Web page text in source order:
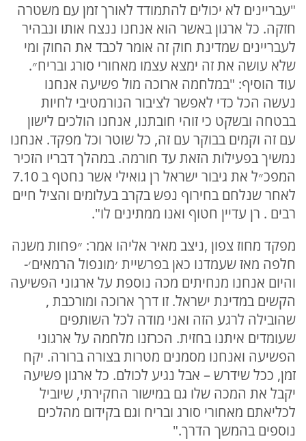
"עבריינים לא יכולים להתמודד לאורך זמן עם משטרה
חזקה. כל ארגון באשר הוא אנחנו ננצח אותו ונבהיר
לעבריינים שמדינת חוק זה אומר לכבד את החוק ומי
שלא עושה את זה ימצא עצמו מאחורי סורג ובריח״.
עוד הוסיף: "במלחמה ארוכה מול פשיעה אנחנו
נעשה הכל כדי לאפשר לציבור הנורמטיבי לחיות
בבטחה ובשקט כי זוהי חובתנו, אנחנו הולכים לישון
עם זה וקמים בבוקר עם זה, כל שוטר וכל מפקד. אנחנו
נמשיך בפעילות הזאת עד חורמה. במהלך דבריו הזכיר
המפכ״ל את גיבור ישראל רן גואילי אשר נחטף ב 7.10
לאחר שנלחם בחירוף נפש בקרב בעלומים והציל חיים
רבים . רן עדיין חטוף ואנו ממתינים לו".
מפקד מחוז צפון ,ניצב מאיר אליהו אמר: ״פחות משנה
חלפה מאז שעמדנו כאן בפרשיית ׳מונפול הרמאים׳-
והיום אנחנו מנחיתים מכה נוספת על ארגוני הפשיעה
הקשים במדינת ישראל. זו דרך ארוכה ומורכבת ,
שהובילה לרגע הזה ואני מודה לכל השותפים
שעומדים איתנו בחזית. הכרזנו מלחמה על ארגוני
הפשיעה ואנחנו מסמנים מטרות בצורה ברורה. יקח
זמן, ככל שידרש – אבל נגיע לכולם. כל ארגון פשיעה
יקבל את המכה שלו גם במישור החקירתי, שיוביל
לכליאתם מאחורי סורג ובריח וגם בקידום מהלכים
נוספים בהמשך הדרך."